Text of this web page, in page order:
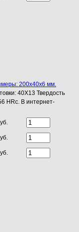
200х40х6 мм.
40Х13 Твердость
HRc. В интернет-